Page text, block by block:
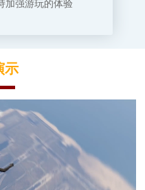
加强游玩的体验
示